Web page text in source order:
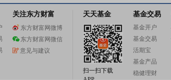
关注东方财富
东方财富网微博
东方财富网微信
意见与建议
天天基金
扫一扫下载
基金交易
基金开户
基金交易
活期宝
基金产品
稳健理财